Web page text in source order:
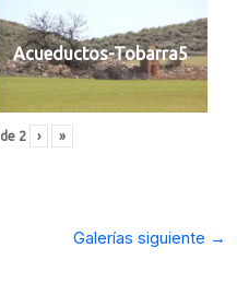
Acueductos-Tobarra5
de 2 › »
Galerías siguiente →